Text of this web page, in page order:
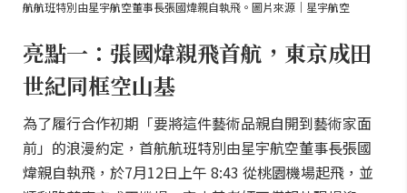
航航班特別由星宇航空董事長張國煒親自執飛。圖片來源｜星宇航空
亮點一：張國煒親飛首航，東京成田
世紀同框空山基
為了履行合作初期「要將這件藝術品親自開到藝術家面
前」的浪漫約定，首航航班特別由星宇航空董事長張國
煒親自執飛，於7月12日上午 8:43 從桃園機場起飛，並